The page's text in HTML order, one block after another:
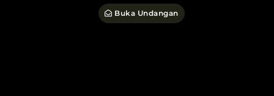
Buka Undangan